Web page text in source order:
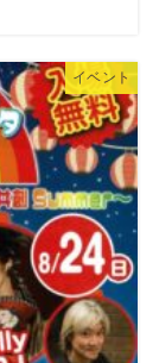
イベント